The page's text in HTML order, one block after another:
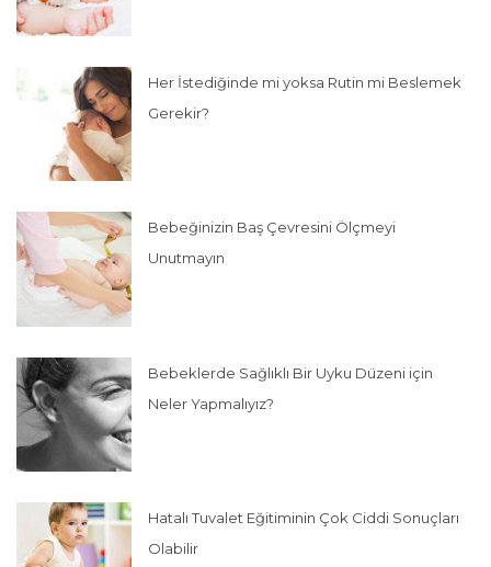
Her İstediğinde mi yoksa Rutin mi Beslemek
Gerekir?
Bebeğinizin Baş Çevresini Ölçmeyi
Unutmayın
Bebeklerde Sağlıklı Bir Uyku Düzeni için
Neler Yapmalıyız?
Hatalı Tuvalet Eğitiminin Çok Ciddi Sonuçları
Olabilir